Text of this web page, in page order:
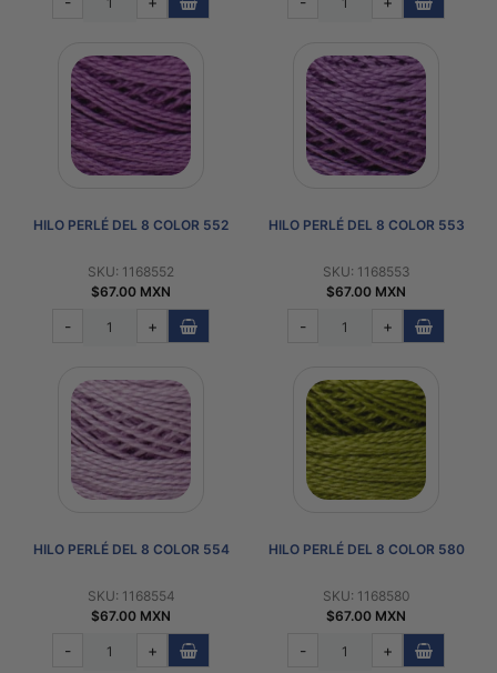
HILO PERLÉ DEL 8 COLOR 552
SKU: 1168552
$67.00 MXN
- +
HILO PERLÉ DEL 8 COLOR 553
SKU: 1168553
$67.00 MXN
- +
HILO PERLÉ DEL 8 COLOR 554
SKU: 1168554
$67.00 MXN
- +
HILO PERLÉ DEL 8 COLOR 580
SKU: 1168580
$67.00 MXN
- +